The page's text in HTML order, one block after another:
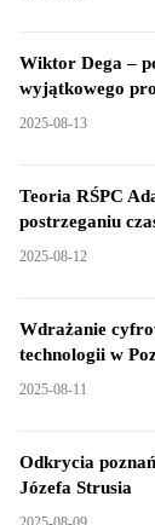
Wiktor Dega –
wyjątkowego
2025-08-13
Teoria RŚPC
postrzeganiu
2025-08-12
Wdrażanie
technologii w
2025-08-11
Odkrycia
Józefa Strusia